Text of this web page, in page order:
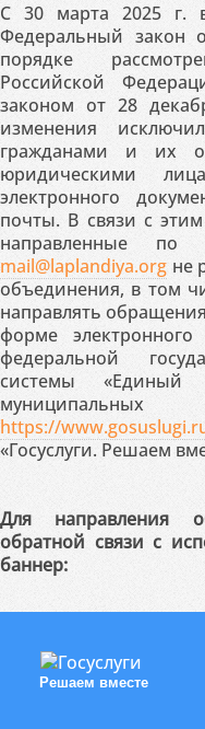
С 30 марта 2025 г.
Федеральный
порядке
Российской
законом от 28
изменения
гражданами и их
юридическими
электронного
почты. В связи с
направленные по
mail@laplandiya.org не
объединения, в том
направлять
форме
федеральной
системы «Единый
https://
«Госуслуги. Решаем
Для направления
обратной связи с
баннер:
Решаем вместе